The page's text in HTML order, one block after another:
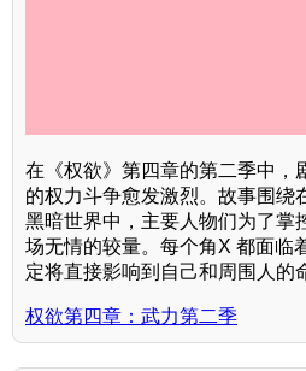
在《权欲》第四章的第二季中，
的权力斗争愈发激烈。故事围绕
黑暗世界中，主要人物们为了掌
场无情的较量。每个角X 都面临
定将直接影响到自己和周围人的
权欲第四章：武力第二季